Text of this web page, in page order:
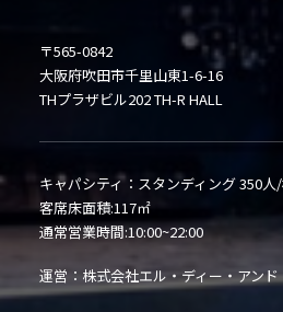
〒565-0842
大阪府吹田市千里山東1-6-16
THプラザビル202 TH-R HALL
キャパシティ：スタンディング 350
客席床面積:117㎡
通常営業時間:10:00~22:00
運営：株式会社エル・ディー・アン